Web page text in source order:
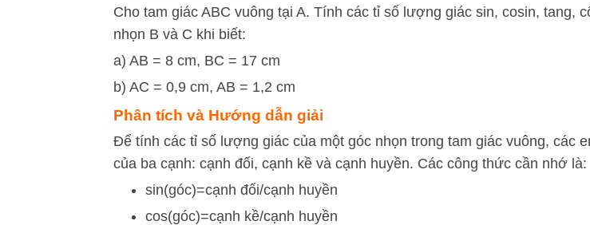
Cho tam giác ABC vuông tại A. Tính các tỉ số lượng giác sin, cosin, tang,
nhọn B và C khi biết:
a) AB = 8 cm, BC = 17 cm
b) AC = 0,9 cm, AB = 1,2 cm
Phân tích và Hướng dẫn giải
Để tính các tỉ số lượng giác của một góc nhọn trong tam giác vuông, các
của ba cạnh: cạnh đối, cạnh kề và cạnh huyền. Các công thức cần nhớ là:
sin(góc)=cạnh đối​/cạnh huyền
cos(góc)=cạnh kề/cạnh huyền